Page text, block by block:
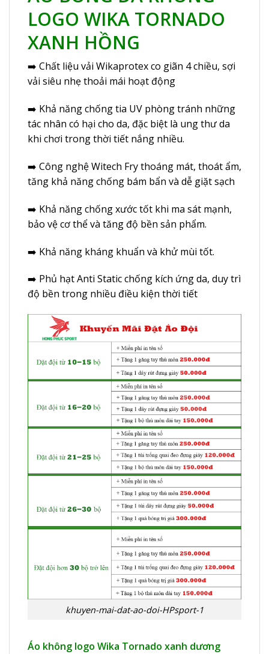
LOGO WIKA TORNADO
XANH HỒNG
➡️ Chất liệu vải Wikaprotex co giãn 4 chiều, sợi
vải siêu nhẹ thoải mái hoạt động
➡️ Khả năng chống tia UV phòng tránh những
tác nhân có hại cho da, đặc biệt là ung thư da
khi chơi trong thời tiết nắng nhiều.
➡️ Công nghệ Witech Fry thoáng mát, thoát ẩm,
tăng khả năng chống bám bẩn và dễ giặt sạch
➡️ Khả năng chống xước tốt khi ma sát mạnh,
bảo vệ cơ thể và tăng độ bền sản phẩm.
➡️ Khả năng kháng khuẩn và khử mùi tốt.
➡️ Phủ hạt Anti Static chống kích ứng da, duy trì
độ bền trong nhiều điều kiện thời tiết
khuyen-mai-dat-ao-doi-HPsport-1
Áo không logo Wika Tornado xanh dương